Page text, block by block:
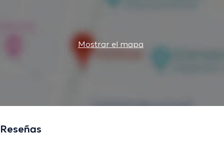
Mostrar el mapa
Reseñas